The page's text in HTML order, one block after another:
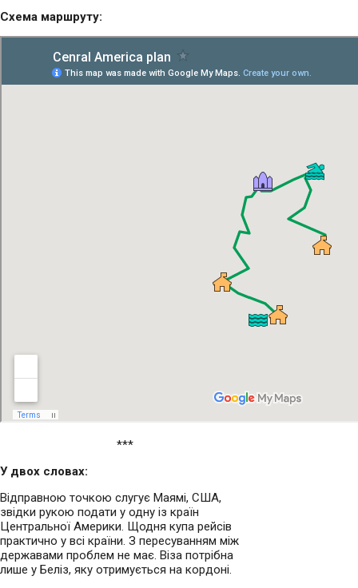
Схема маршруту:
***
У двох словах:
Відправною точкою слугує Маямі, США,
звідки рукою подати у одну із країн
Центральної Америки. Щодня купа рейсів
практично у всі країни. З пересуванням між
державами проблем не має. Віза потрібна
лише у Беліз, яку отримується на кордоні.